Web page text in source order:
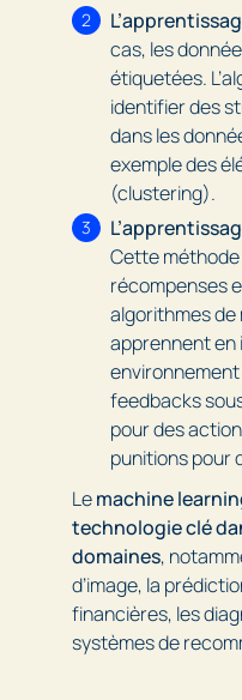
cas, les
étiquetées.
identifier des
dans les
exemple des
(clustering).
Cette
récompenses
algorithmes de
apprennent
feedbacks
pour des
punitions pour
Lemachine
technologie clé
domaines,
d’image, la
financières, les
systèmes de